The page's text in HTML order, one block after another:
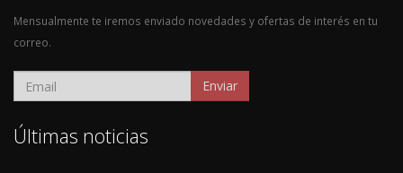
Mensualmente te iremos enviado novedades y ofertas de interés en tu
correo.
Enviar
Últimas noticias